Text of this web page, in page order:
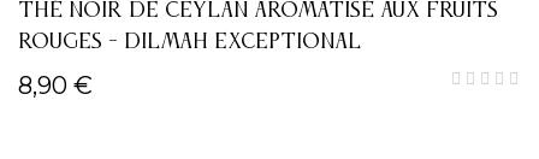
THÉ NOIR DE CEYLAN AROMATISÉ AUX FRUITS
ROUGES - DILMAH EXCEPTIONAL
8,90 €